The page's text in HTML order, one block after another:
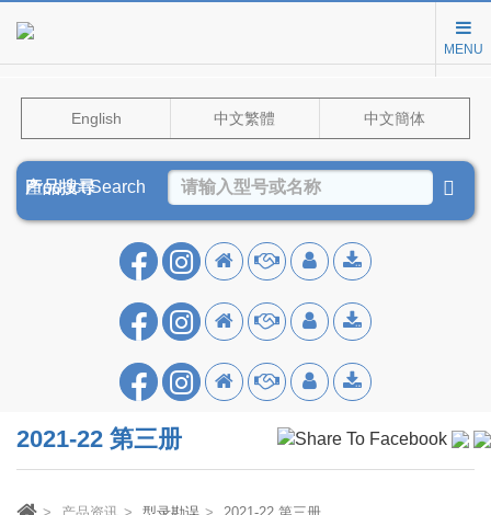
MENU
English 中文繁體 中文簡体
Product Search
產品搜尋
产品搜寻
2021-22 第三册